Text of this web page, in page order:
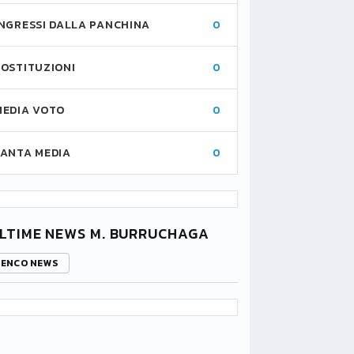
DALLA PANCHINA 0
0
VOTO 0
MEDIA 0
NEWS M. BURRUCHAGA
NEWS